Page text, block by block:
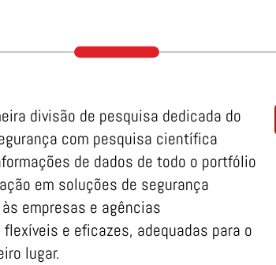
divisão de pesquisa dedicada do
com pesquisa científica
de dados de todo o portfólio
em soluções de segurança
empresas e agências
e eficazes, adequadas para o
lugar.